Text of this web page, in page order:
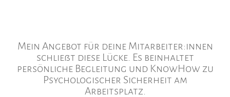
Mein Angebot für deine Mitarbeiter:innen
schließt diese Lücke. Es beinhaltet
persönliche Begleitung und KnowHow zu
Psychologischer Sicherheit am
Arbeitsplatz.